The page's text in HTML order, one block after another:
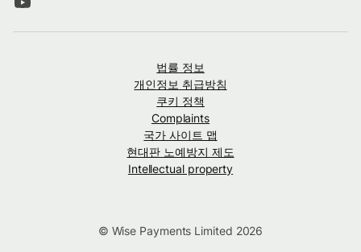
법률 정보
개인정보 취급방침
쿠키 정책
Complaints
국가 사이트 맵
현대판 노예방지 제도
Intellectual property
© Wise Payments Limited 2026